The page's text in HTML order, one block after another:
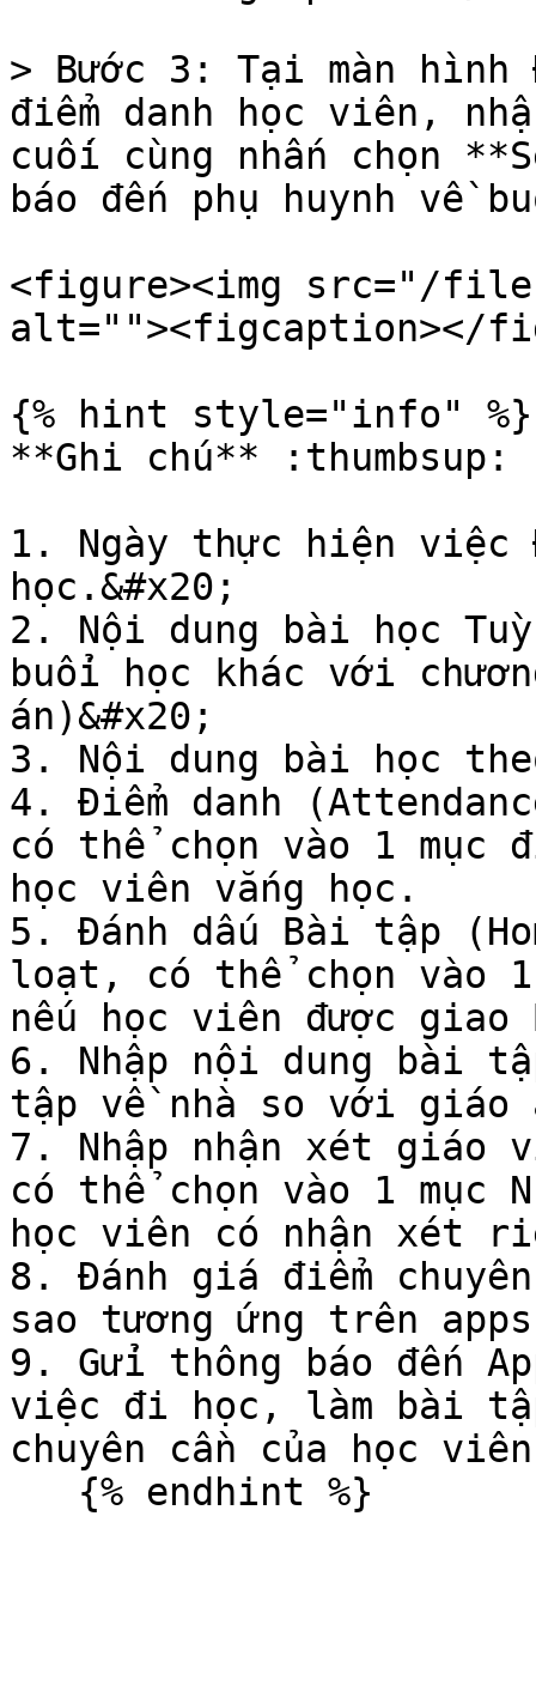
> Bước 3: Tại màn
điểm danh học viên,
cuối cùng nhấn chọn
báo đến phụ huynh về
<figure><img src="/files/
alt=""><figcaption></
{% hint style="info" %}
**Ghi chú** :thumbsup:
1. Ngày thực hiện việc
học.&#x20;
2. Nội dung bài học
buổi học khác với
án)&#x20;
3. Nội dung bài học
4. Điểm danh
có thể chọn vào 1 mục
học viên vắng học.
5. Đánh dấu Bài tập
loạt, có thể chọn vào 1
nếu học viên được giao
6. Nhập nội dung bài
tập về nhà so với
7. Nhập nhận xét giáo
có thể chọn vào 1 mục
học viên có nhận xét
8. Đánh giá điểm
sao tương ứng trên
9. Gửi thông báo đến
việc đi học, làm bài
chuyên cần của học